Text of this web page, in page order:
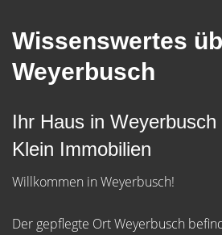
Wissenswertes
Weyerbusch
Ihr Haus in
Klein Immobilien
Willkommen in Weyerbusch!
Der gepflegte Ort Weyerbusch